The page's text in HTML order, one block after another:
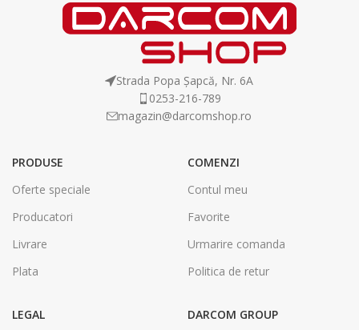
Strada Popa Șapcă, Nr. 6A
0253-216-789
magazin@darcomshop.ro
PRODUSE
Oferte speciale
Producatori
Livrare
Plata
COMENZI
Contul meu
Favorite
Urmarire comanda
Politica de retur
LEGAL DARCOM GROUP